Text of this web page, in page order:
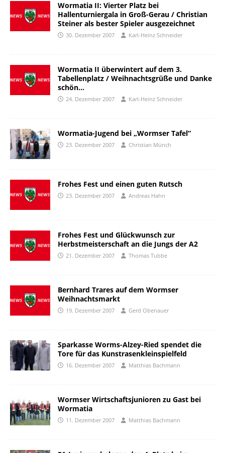
Wormatia II: Vierter Platz bei
Hallenturniergala in Groß-Gerau / Christian
Steiner als bester Spieler ausgezeichnet
30. Dezember 2007 Karl-Heinz Schneider
Wormatia II überwintert auf dem 3.
Tabellenplatz / Weihnachtsgrüße und Danke
schön…
24. Dezember 2007 Karl-Heinz Schneider
Wormatia-Jugend bei „Wormser Tafel“
23. Dezember 2007 Christian Münch
Frohes Fest und einen guten Rutsch
23. Dezember 2007 Andreas Hahn
Frohes Fest und Glückwunsch zur
Herbstmeisterschaft an die Jungs der A2
21. Dezember 2007 Thomas Tubbe
Bernhard Trares auf dem Wormser
Weihnachtsmarkt
19. Dezember 2007 Gerd Obenauer
Sparkasse Worms-Alzey-Ried spendet die
Tore für das Kunstrasenkleinspielfeld
16. Dezember 2007 Matthias Bachmann
Wormser Wirtschaftsjunioren zu Gast bei
Wormatia
11. Dezember 2007 Matthias Bachmann